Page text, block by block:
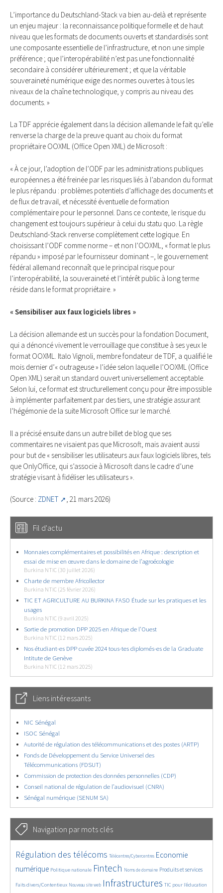
L’importance du Deutschland-Stack va bien au-delà et représente
un enjeu majeur : la reconnaissance politique formelle et de haut
niveau que les formats de documents ouverts et standardisés sont
une composante essentielle de l’infrastructure, et non une simple
préférence ; que l’interopérabilité n’est pas une fonctionnalité
secondaire à considérer ultérieurement ; et que la véritable
souveraineté numérique exige des normes ouvertes à tous les
niveaux de la chaîne technologique, y compris au niveau des
documents. »
La TDF apprécie également dans la décision allemande le fait qu’elle
renverse la charge de la preuve quant au choix du format
propriétaire OOXML (Office Open XML) de Microsoft :
« À ce jour, l’adoption de l’ODF par les administrations publiques
européennes a été freinée par les risques liés à l’abandon du format
le plus répandu : problèmes potentiels d’affichage des documents et
de flux de travail, et nécessité éventuelle de formation
complémentaire pour le personnel. Dans ce contexte, le risque du
changement est toujours supérieur à celui du statu quo. La règle
Deutschland-Stack renverse complètement cette logique. En
choisissant l’ODF comme norme – et non l’OOXML, « format le plus
répandu » imposé par le fournisseur dominant –, le gouvernement
fédéral allemand reconnaît que le principal risque pour
l’interopérabilité, la souveraineté et l’intérêt public à long terme
réside dans le format propriétaire. »
« Sensibiliser aux faux logiciels libres »
La décision allemande est un succès pour la fondation Document,
qui a dénoncé vivement le verrouillage que constitue à ses yeux le
format OOXML. Italo Vignoli, membre fondateur de TDF, a qualifié le
mois dernier d’« outrageuse » l’idée selon laquelle l’OOXML (Office
Open XML) serait un standard ouvert universellement acceptable.
Selon lui, ce format est structurellement conçu pour être impossible
à implémenter parfaitement par des tiers, une stratégie assurant
l’hégémonie de la suite Microsoft Office sur le marché.
Il a précisé ensuite dans un autre billet de blog que ses
commentaires ne visaient pas que Microsoft, mais avaient aussi
pour but de « sensibiliser les utilisateurs aux faux logiciels libres, tels
que OnlyOffice, qui s’associe à Microsoft dans le cadre d’une
stratégie visant à fidéliser les utilisateurs ».
(Source : ZDNET , 21 mars 2026)
Fil d'actu
Monnaies complémentaires et possibilités en Afrique : description et
essai de mise en œuvre dans le domaine de l’agroécologie
Burkina NTIC (30 juillet 2026)
Charte de membre Africollector
Burkina NTIC (25 février 2026)
TIC ET AGRICULTURE AU BURKINA FASO Étude sur les pratiques et les
usages
Burkina NTIC (9 avril 2025)
Sortie de promotion DPP 2025 en Afrique de l’Ouest
Burkina NTIC (12 mars 2025)
Nos étudiant-es DPP cuvée 2024 tous-tes diplomés-es de la Graduate
Intitute de Genève
Burkina NTIC (12 mars 2025)
Liens intéressants
NIC Sénégal
ISOC Sénégal
Autorité de régulation des télécommunications et des postes (ARTP)
Fonds de Développement du Service Universel des
Télécommunications (FDSUT)
Commission de protection des données personnelles (CDP)
Conseil national de régulation de l’audiovisuel (CNRA)
Sénégal numérique (SENUM SA)
Navigation par mots clés
4655/5792
Régulation des télécoms
402/5792 Télécentres/Cybercentres
3698/5792
Economie
numérique
1906/5792 Politique nationale
5325/5792 Fintech
709/5792 Noms de domaine
2390/5792 Produits et services
1563/5792
Faits divers/Contentieux Nouveau site web Infrastructures TIC pour l’éducation